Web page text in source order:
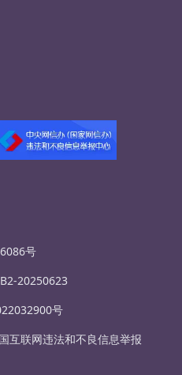
号
20250623
号
互联网违法和不良信息举报